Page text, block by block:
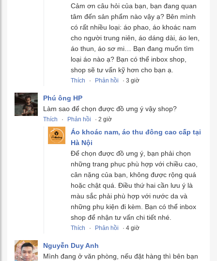
Cảm ơn câu hỏi của bạn, bạn đang quan
tâm đến sản phẩm nào vậy ạ? Bên mình
có rất nhiều loại: áo phao, áo khoác nam
cho người trung niên, áo dáng dài, áo len,
áo thun, áo sơ mi… Bạn đang muốn tìm
loại áo nào ạ? Bạn có thể inbox shop,
shop sẽ tư vấn kỹ hơn cho bạn ạ.
Thích · Phản hồi · 3 giờ
Phú ông HP
Làm sao để chọn được đồ ưng ý vậy shop?
Thích · Phản hồi · 2 giờ
Áo khoác nam, áo thu đông cao cấp tại
Hà Nội
Để chọn được đồ ưng ý, bạn phải chọn
những trang phục phù hợp với chiều cao,
cân nặng của bạn, không được rộng quá
hoặc chật quá. Điều thứ hai cần lưu ý là
màu sắc phải phù hợp với nước da và
những phụ kiện đi kèm. Bạn có thể inbox
shop để nhận tư vấn chi tiết nhé.
Thích · Phản hồi · 4 giờ
Nguyễn Duy Anh
Mình đang ở văn phòng, nếu đặt hàng thì bên bạn